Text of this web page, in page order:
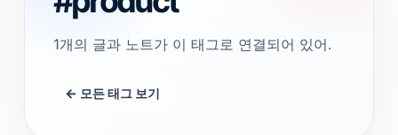
1개의 글과 노트가 이 태그로 연결되어 있어.
← 모든 태그 보기